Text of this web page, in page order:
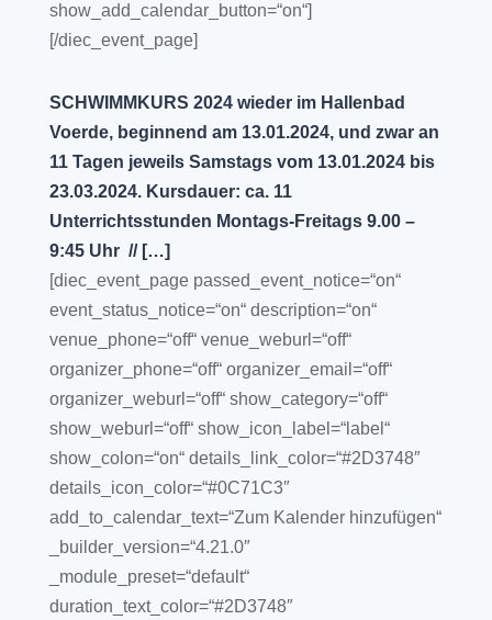
show_add_calendar_button=“on“]
[/diec_event_page]
SCHWIMMKURS 2024 wieder im Hallenbad
Voerde, beginnend am 13.01.2024, und zwar an
11 Tagen jeweils Samstags vom 13.01.2024 bis
23.03.2024. Kursdauer: ca. 11
Unterrichtsstunden Montags-Freitags 9.00 –
9:45 Uhr // […]
[diec_event_page passed_event_notice=“on“
event_status_notice=“on“ description=“on“
venue_phone=“off“ venue_weburl=“off“
organizer_phone=“off“ organizer_email=“off“
organizer_weburl=“off“ show_category=“off“
show_weburl=“off“ show_icon_label=“label“
show_colon=“on“ details_link_color=“#2D3748″
details_icon_color=“#0C71C3″
add_to_calendar_text=“Zum Kalender hinzufügen“
_builder_version=“4.21.0″
_module_preset=“default“
duration_text_color=“#2D3748″